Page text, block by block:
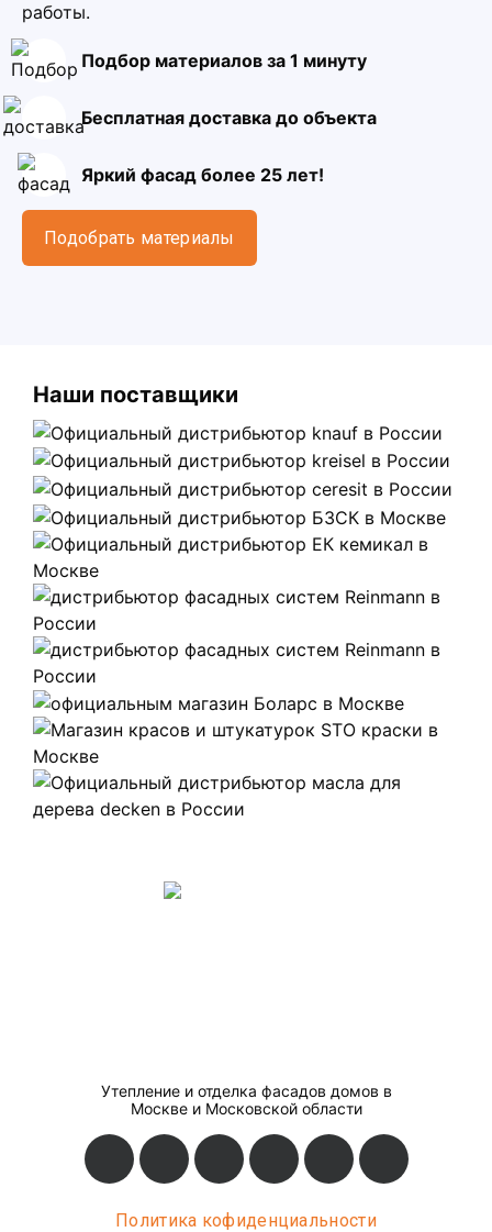
работы.
Подбор материалов за 1 минуту
Бесплатная доставка до объекта
Яркий фасад более 25 лет!
Подобрать материалы
Наши поставщики
Утепление и отделка фасадов домов в
Москве и Московской области
Политика кофиденциальности